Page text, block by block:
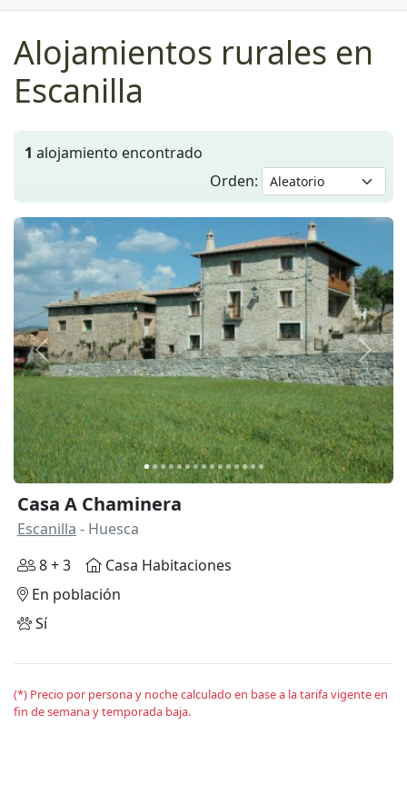
Alojamientos rurales en
Escanilla
1 alojamiento encontrado
Orden:
Anterior
Casa A Chaminera
Escanilla - Huesca
8 + 3
Casa Habitaciones
En población
Sí
(*) Precio por persona y noche calculado en base a la tarifa vigente en
fin de semana y temporada baja.